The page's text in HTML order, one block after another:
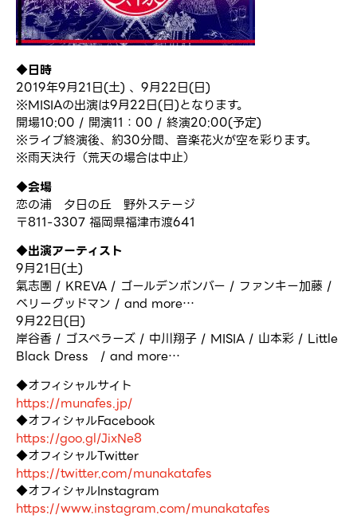
◆日時
2019年9月21日(土) 、9月22日(日)
※MISIAの出演は9月22日(日)となります。
開場10:00 / 開演11：00 / 終演20:00(予定)
※ライブ終演後、約30分間、音楽花火が空を彩ります。
※雨天決行（荒天の場合は中止）
◆会場
恋の浦 夕日の丘 野外ステージ
〒811-3307 福岡県福津市渡641
◆出演アーティスト
9月21日(土)
氣志團 / KREVA / ゴールデンボンバー / ファンキー加藤 /
ベリーグッドマン / and more…
9月22日(日)
岸谷香 / ゴスペラーズ / 中川翔子 / MISIA / 山本彩 / Little
Black Dress / and more…
◆オフィシャルサイト
https://munafes.jp/
◆オフィシャルFacebook
https://goo.gl/JixNe8
◆オフィシャルTwitter
https://twitter.com/munakatafes
◆オフィシャルInstagram
https://www.instagram.com/munakatafes